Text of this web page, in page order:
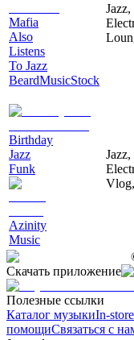
Mafia
Also
Listens
To Jazz
BeardMusicStock
Birthday
Jazz
Funk
Azinity
Music
Скачать приложение
Полезные ссылки
Каталог музыкиIn-
помощиСвязаться с